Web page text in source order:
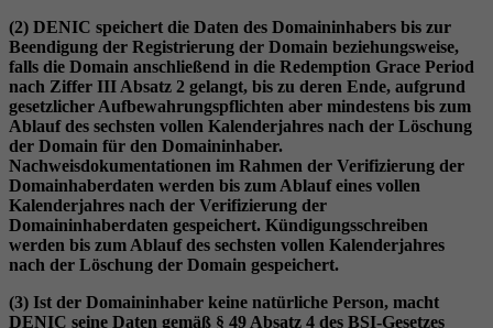
(2) DENIC speichert die Daten des Domaininhabers bis zur
Beendigung der Registrierung der Domain beziehungsweise,
falls die Domain anschließend in die Redemption Grace Period
nach Ziffer III Absatz 2 gelangt, bis zu deren Ende, aufgrund
gesetzlicher Aufbewahrungspflichten aber mindestens bis zum
Ablauf des sechsten vollen Kalenderjahres nach der Löschung
der Domain für den Domaininhaber.
Nachweisdokumentationen im Rahmen der Verifizierung der
Domainhaberdaten werden bis zum Ablauf eines vollen
Kalenderjahres nach der Verifizierung der
Domaininhaberdaten gespeichert. Kündigungsschreiben
werden bis zum Ablauf des sechsten vollen Kalenderjahres
nach der Löschung der Domain gespeichert.
(3) Ist der Domaininhaber keine natürliche Person, macht
DENIC seine Daten gemäß § 49 Absatz 4 des BSI-Gesetzes